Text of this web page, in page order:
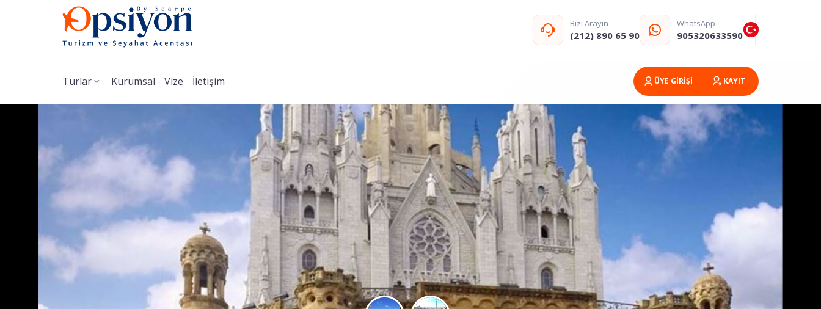
Bizi Arayın
(212) 890 65 90
WhatsApp
905320633590
Turlar Kurumsal Vize İletişim ÜYE GİRİŞİ KAYIT